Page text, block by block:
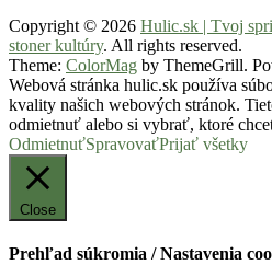
Copyright © 2026 Hulic.sk | Tvoj
stoner kultúry. All rights reserved.
Theme: ColorMag by ThemeGrill.
Webová stránka hulic.sk používa
kvality našich webových stránok.
odmietnuť alebo si vybrať, ktoré
OdmietnuťSpravovaťPrijať všetky
Close
Prehľad súkromia / Nastavenia